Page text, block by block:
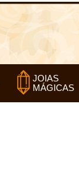
JOIAS
MÁGICAS